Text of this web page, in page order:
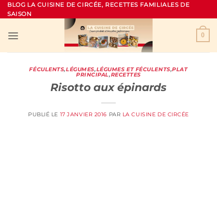
Passer
au
BLOG LA CUISINE DE CIRCÉE, RECETTES FAMILIALES DE
SAISON
0
FÉCULENTS,LÉGUMES,LÉGUMES ET FÉCULENTS,PLAT
PRINCIPAL,RECETTES
Risotto aux épinards
PUBLIÉ LE 17 JANVIER 2016 PAR LA CUISINE DE CIRCÉE